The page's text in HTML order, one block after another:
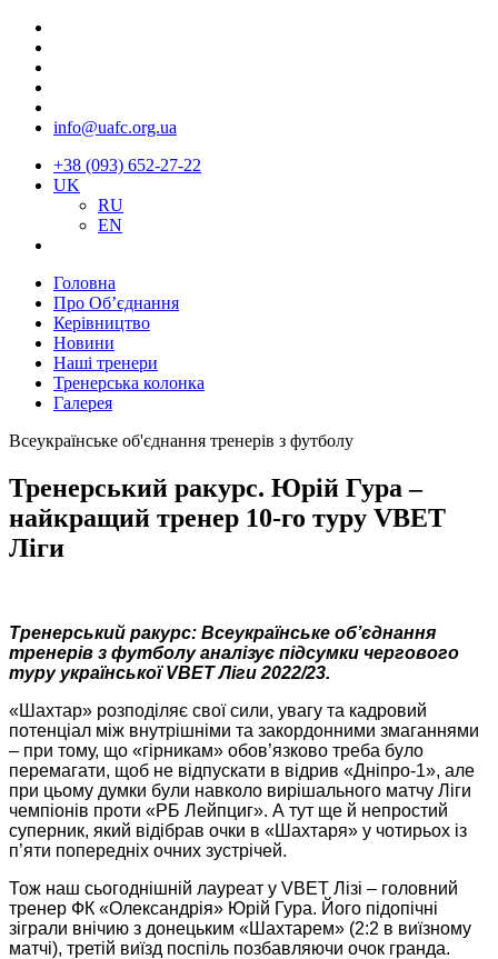
info@uafc.org.ua
+38 (093) 652-27-22
UK
RU
EN
Головна
Про Об’єднання
Керівництво
Новини
Наші тренери
Тренерська колонка
Галерея
Всеукраїнське об'єднання тренерів з футболу
Тренерський ракурс. Юрій Гура –
найкращий тренер 10-го туру VBET
Ліги
Тренерський ракурс: Всеукраїнське об’єднання
тренерів з футболу аналізує підсумки чергового
туру української VBET Ліги 2022/23.
«Шахтар» розподіляє свої сили, увагу та кадровий
потенціал між внутрішніми та закордонними змаганнями
– при тому, що «гірникам» обов’язково треба було
перемагати, щоб не відпускати в відрив «Дніпро-1», але
при цьому думки були навколо вирішального матчу Ліги
чемпіонів проти «РБ Лейпциг». А тут ще й непростий
суперник, який відібрав очки в «Шахтаря» у чотирьох із
п’яти попередніх очних зустрічей.
Тож наш сьогоднішній лауреат у VBET Лізі – головний
тренер ФК «Олександрія» Юрій Гура. Його підопічні
зіграли внічию з донецьким «Шахтарем» (2:2 в виїзному
матчі), третій виїзд поспіль позбавляючи очок гранда.